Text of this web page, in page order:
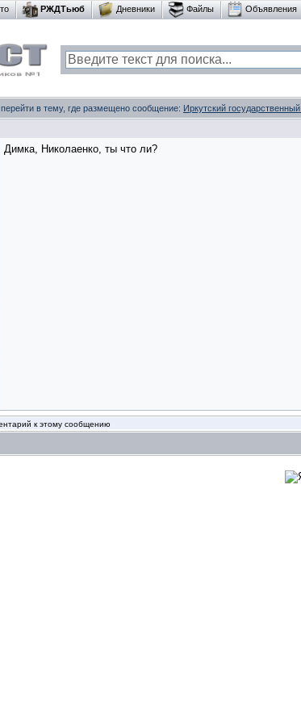
РЖДТьюб Дневники Файлы Объявления
в тему, где размещено сообщение: Иркутский
Димка, Николаенко, ты что ли?
к этому сообщению